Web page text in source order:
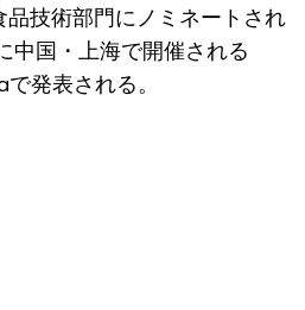
技術部門にノミネートされ
中国・上海で開催される
発表される。